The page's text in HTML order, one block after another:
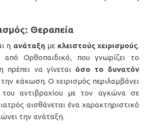
Θεραπεία
η ανάταξη με κλειστούς χειρισμούς.
από Ορθοπαιδικό, που γνωρίζει το
πρέπει να γίνεται όσο το δυνατόν
την κάκωση. Ο χειρισμός περιλαμβάνει
αντιβραχίου με τον αγκώνα σε
αισθάνεται ένα χαρακτηριστικό
την ανάταξη.